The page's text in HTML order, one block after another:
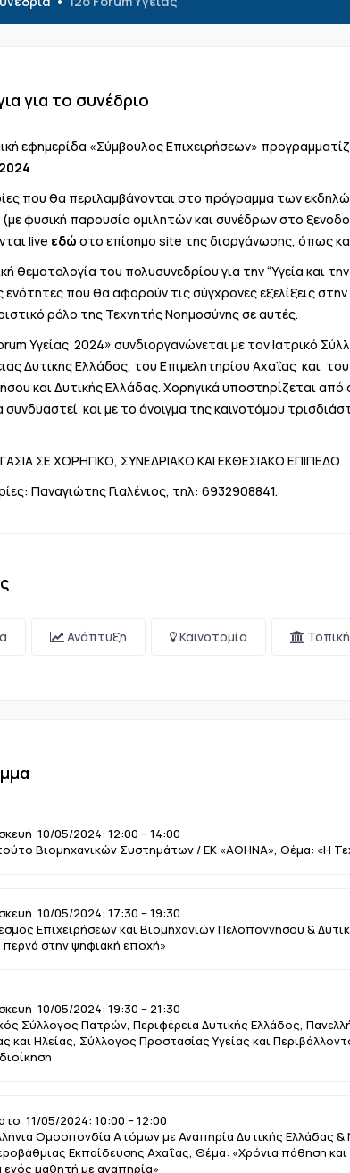
για το συνέδριο
εφημερίδα «Σύμβουλος Επιχειρήσεων»
που θα περιλαμβάνονται στο πρόγραμμα των
(με φυσική παρουσία ομιλητών και συνέδρων στο
live εδώ στο επίσημο site της διοργάνωσης, όπως
θεματολογία του πολυσυνεδρίου για την “Υγεία και
ενότητες που θα αφορούν τις σύγχρονες εξελίξεις στην
ρόλο της Τεχνητής Νοημοσύνης σε αυτές.
Υγείας 2024» συνδιοργανώνεται με τον Ιατρικό
Δυτικής Ελλάδος, του Επιμελητηρίου Αχαΐας και
και Δυτικής Ελλάδας. Χορηγικά υποστηρίζεται
συνδυαστεί και με το άνοιγμα της καινοτόμου
ΣΕ ΧΟΡΗΓΙΚΟ, ΣΥΝΕΔΡΙΑΚΟ ΚΑΙ ΕΚΘΕΣΙΑΚΟ ΕΠΙΠΕΔΟ
Παναγιώτης Γιαλένιος, τηλ: 6932908841.
Ανάπτυξη Καινοτομία
10/05/2024: 12:00 – 14:00
Βιομηχανικών Συστημάτων / ΕΚ «ΑΘΗΝΑ», Θέμα: «Η
10/05/2024: 17:30 – 19:30
Επιχειρήσεων και Βιομηχανιών Πελοποννήσου &
περνά στην ψηφιακή εποχή»
10/05/2024: 19:30 – 21:30
Σύλλογος Πατρών, Περιφέρεια Δυτικής Ελλάδος,
και Ηλείας, Σύλλογος Προστασίας Υγείας και
11/05/2024: 10:00 – 12:00
Ομοσπονδία Ατόμων με Αναπηρία Δυτικής Ελλάδας
Εκπαίδευσης Αχαΐας, Θέμα: «Χρόνια πάθηση
ενός μαθητή με αναπηρία»